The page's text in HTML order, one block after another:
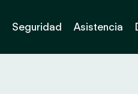
Seguridad Asistencia